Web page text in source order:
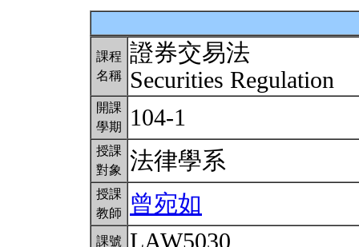
課程
名稱
證券交易法
Securities Regulation
開課
學期
104-1
授課
對象
法律學系
授課
教師
曾宛如
課號 LAW5030